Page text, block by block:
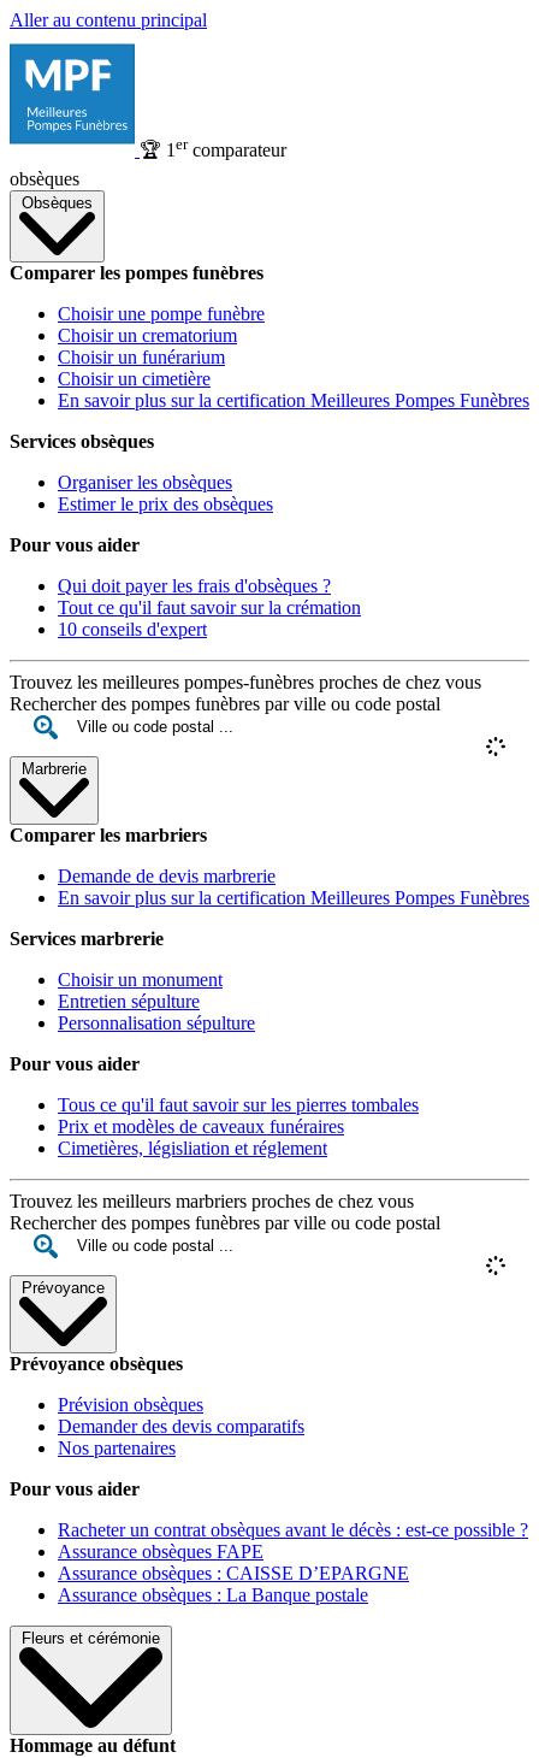
Aller au contenu principal
🏆 1 ercomparateur
obsèques
Obsèques
Comparer les pompes funèbres
Choisir une pompe funèbre
Choisir un crematorium
Choisir un funérarium
Choisir un cimetière
En savoir plus sur la certification Meilleures Pompes Funèbres
Services obsèques
Organiser les obsèques
Estimer le prix des obsèques
Pour vous aider
Qui doit payer les frais d'obsèques ?
Tout ce qu'il faut savoir sur la crémation
10 conseils d'expert
Trouvez les meilleures pompes-funèbres proches de chez vous
Rechercher des pompes funèbres par ville ou code postal
Marbrerie
Comparer les marbriers
Demande de devis marbrerie
En savoir plus sur la certification Meilleures Pompes Funèbres
Services marbrerie
Choisir un monument
Entretien sépulture
Personnalisation sépulture
Pour vous aider
Tous ce qu'il faut savoir sur les pierres tombales
Prix et modèles de caveaux funéraires
Cimetières, législiation et réglement
Trouvez les meilleurs marbriers proches de chez vous
Rechercher des pompes funèbres par ville ou code postal
Prévoyance
Prévoyance obsèques
Prévision obsèques
Demander des devis comparatifs
Nos partenaires
Pour vous aider
Racheter un contrat obsèques avant le décès : est-ce possible ?
Assurance obsèques FAPE
Assurance obsèques : CAISSE D’EPARGNE
Assurance obsèques : La Banque postale
Fleurs et cérémonie
Hommage au défunt